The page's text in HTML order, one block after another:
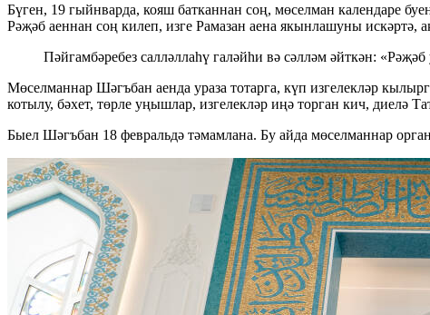
Бүген, 19 гыйнварда, кояш батканнан соң, мөселман календаре
Рәҗәб аеннан соң килеп, изге Рамазан аена якынлашуны искәртә,
Пәйгамбәребез салләллаһү галәйһи вә сәлләм әйткән:
Мөселманнар Шәгъбан аенда ураза тотарга, күп изгелекләр
котылу, бәхет, төрле уңышлар, изгелекләр иңә торган кич, диелә
Быел Шәгъбан 18 февральдә тәмамлана. Бу айда мөселманнар